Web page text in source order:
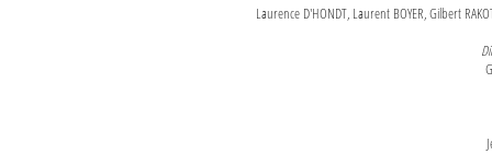
Laurence D'HONDT, Laurent BOYER, Gilbert